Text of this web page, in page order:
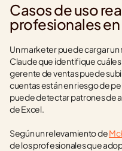
Casos de uso
profesionales
Un marketer puede cargar
Claude que identifique
gerente de ventas puede
cuentas están en riesgo de
puede detectar patrones de
de Excel.
Según un relevamiento de
de los profesionales que